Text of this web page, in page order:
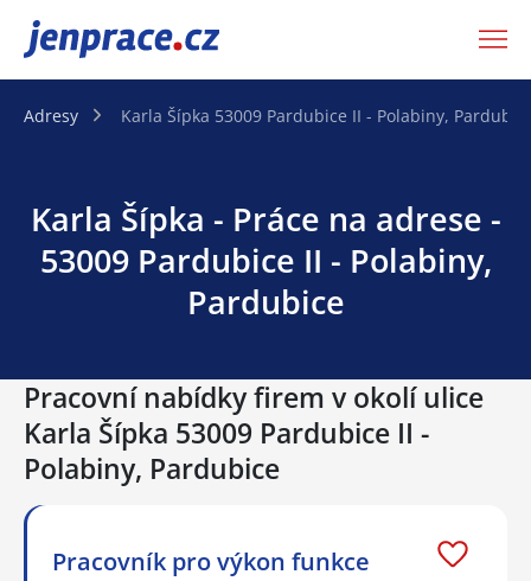
JenPráce.cz
Adresy Karla Šípka 53009 Pardubice II - Polabiny,
Karla Šípka - Práce na adrese -
53009 Pardubice II - Polabiny,
Pardubice
Pracovní nabídky firem v okolí ulice
Karla Šípka 53009 Pardubice II -
Polabiny, Pardubice
Pracovník pro výkon funkce